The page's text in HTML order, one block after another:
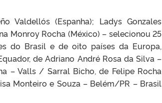
Valdellós (Espanha); Ladys Gonzales
Monroy Rocha (México) – selecionou 25
do Brasil e de oito países da Europa,
de Adriano André Rosa da Silva –
– Valls / Sarral Bicho, de Felipe Rocha
Monteiro e Souza – Belém/PR – Brasil